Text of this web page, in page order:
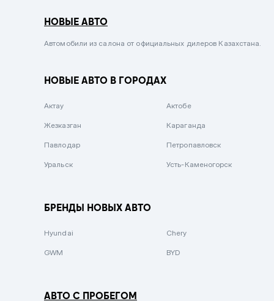
Сиреневый металлик
Вишневый
Зеленый металлик
НОВЫЕ АВТО
Автомобили из салона от официальных дилеров Казахстана.
НОВЫЕ АВТО В ГОРОДАХ
Актау Актобе
Жезказган Караганда
Павлодар Петропавловск
Уральск Усть-Каменогорск
БРЕНДЫ НОВЫХ АВТО
Hyundai Chery
GWM BYD
АВТО С ПРОБЕГОМ